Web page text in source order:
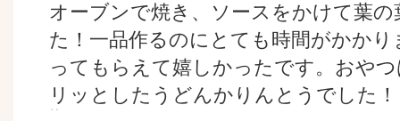
オーブンで焼き、ソースをかけて葉
た！一品作るのにとても時間がかか
ってもらえて嬉しかったです。おや
リッとしたうどんかりんとうでした！